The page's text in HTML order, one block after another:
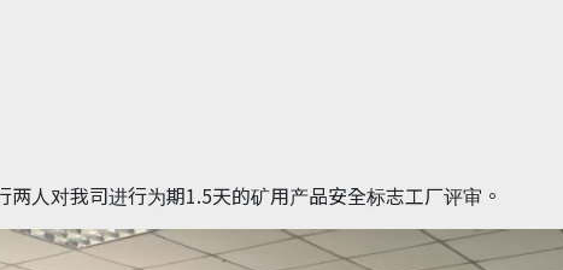
人对我司进行为期1.5天的矿用产品安全标志工厂评审。